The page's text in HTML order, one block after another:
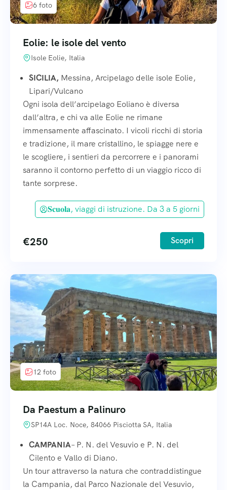
6 foto
Eolie: le isole del vento
Isole Eolie, Italia
SICILIA, Messina, Arcipelago delle isole Eolie,
Lipari/Vulcano
Ogni isola dell’arcipelago Eoliano è diversa
dall’altra, e chi va alle Eolie ne rimane
immensamente affascinato. I vicoli ricchi di storia
e tradizione, il mare cristallino, le spiagge nere e
le scogliere, i sentieri da percorrere e i panorami
saranno il contorno perfetto di un viaggio ricco di
tante sorprese.
𝐒𝐜𝐮𝐨𝐥𝐚, viaggi di istruzione. Da 3 a 5 giorni
€250 Scopri
12 foto
Da Paestum a Palinuro
SP14A Loc. Noce, 84066 Pisciotta SA, Italia
CAMPANIA– P. N. del Vesuvio e P. N. del
Cilento e Vallo di Diano.
Un tour attraverso la natura che contraddistingue
la Campania, dal Parco Nazionale del Vesuvio,